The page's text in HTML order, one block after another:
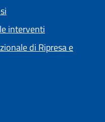
interventi
di Ripresa e